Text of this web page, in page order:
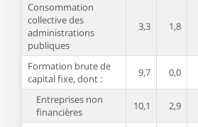
Consommation
collective des
administrations
publiques
3,3 1,8
Formation brute de
capital fixe, dont :
9,7 0,0
Entreprises non
financières
10,1 2,9